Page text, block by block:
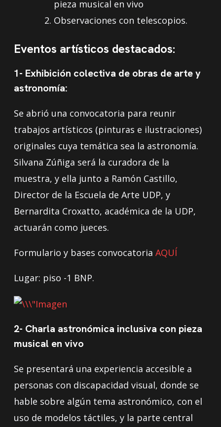
pieza musical en vivo
Observaciones con telescopios.
Eventos artísticos destacados:
1- Exhibición colectiva de obras de arte y
astronomía:
Se abrió una convocatoria para reunir
trabajos artísticos (pinturas e ilustraciones)
originales cuya temática sea la astronomía.
Silvana Zúñiga será la curadora de la
muestra, y ella junto a Ramón Castillo,
Director de la Escuela de Arte UDP, y
Bernardita Croxatto, académica de la UDP,
actuarán como jueces.
Formulario y bases convocatoria AQUÍ
Lugar: piso -1 BNP.
2- Charla astronómica inclusiva con pieza
musical en vivo
Se presentará una experiencia accesible a
personas con discapacidad visual, donde se
hable sobre algún tema astronómico, con el
uso de modelos táctiles, y la parte central